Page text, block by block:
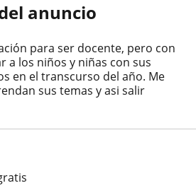
anuncio
para ser docente, pero con
a los niños y niñas con sus
en el transcurso del año. Me
sus temas y asi salir